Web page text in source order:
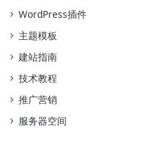
WordPress插件
主题模板
建站指南
技术教程
推广营销
服务器空间